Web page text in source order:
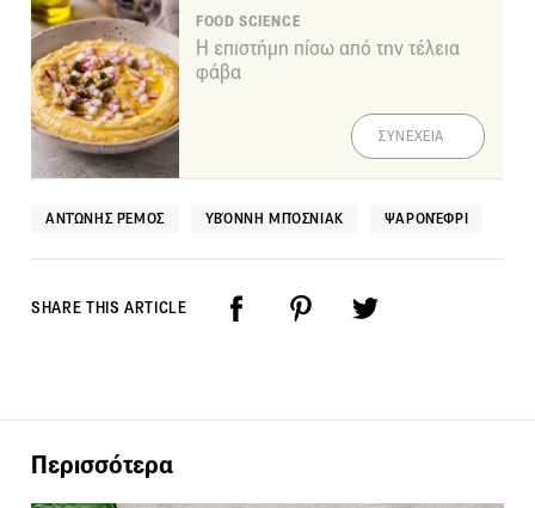
FOOD SCIENCE
Η επιστήμη πίσω από την τέλεια
φάβα
ΣΥΝΕΧΕΙΑ
ΑΝΤΏΝΗΣ ΡΈΜΟΣ ΥΒΌΝΝΗ ΜΠΌΣΝΙΑΚ ΨΑΡΟΝΈΦΡΙ
SHARE THIS ARTICLE
Περισσότερα